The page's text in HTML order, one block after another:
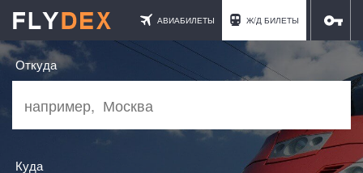
АВИАБИЛЕТЫ Ж/Д БИЛЕТЫ ОТЕЛИ
Откуда
Куда